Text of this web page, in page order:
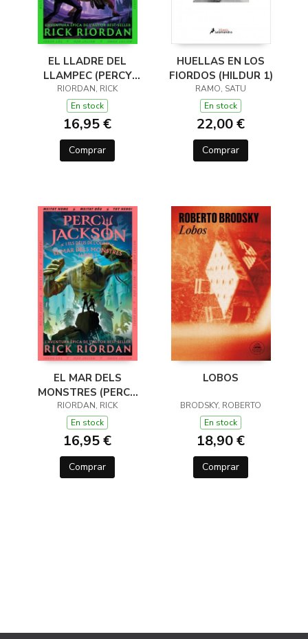
EL LLADRE DEL
LLAMPEC (PERCY
JACKSON I ELS DÉUS
DE L'OLIMP 1)
RIORDAN, RICK
En stock
16,95 €
Comprar
HUELLAS EN LOS
FIORDOS (HILDUR 1)
RAMO, SATU
En stock
22,00 €
Comprar
EL MAR DELS
MONSTRES (PERCY
JACKSON I ELS DÉUS
DE L'OLIMP 2)
RIORDAN, RICK
En stock
16,95 €
Comprar
LOBOS
BRODSKY, ROBERTO
En stock
18,90 €
Comprar